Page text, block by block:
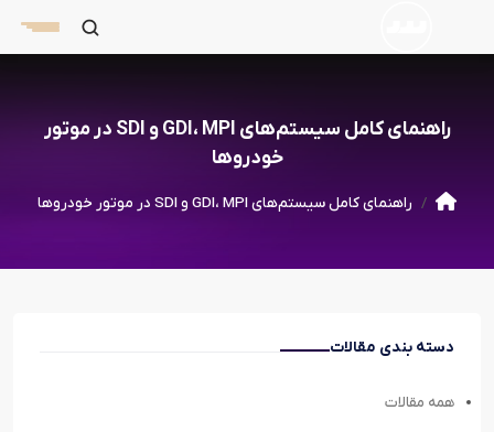
راهنمای کامل سیستم‌های GDI، MPI و SDI در موتور
خودروها
راهنمای کامل سیستم‌های GDI، MPI و SDI در موتور خودروها
دسته بندی مقالات
همه مقالات